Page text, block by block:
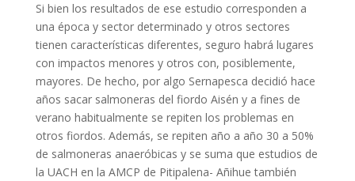
Si bien los resultados de ese estudio corresponden a
una época y sector determinado y otros sectores
tienen características diferentes, seguro habrá lugares
con impactos menores y otros con, posiblemente,
mayores. De hecho, por algo Sernapesca decidió hace
años sacar salmoneras del fiordo Aisén y a fines de
verano habitualmente se repiten los problemas en
otros fiordos. Además, se repiten año a año 30 a 50%
de salmoneras anaeróbicas y se suma que estudios de
la UACH en la AMCP de Pitipalena- Añihue también